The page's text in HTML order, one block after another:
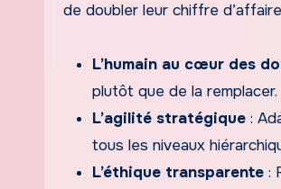
de doubler leur chiffre
L’humain au cœur des
plutôt que de la remplacer.
L’agilité stratégique :
tous les niveaux
L’éthique transparente :